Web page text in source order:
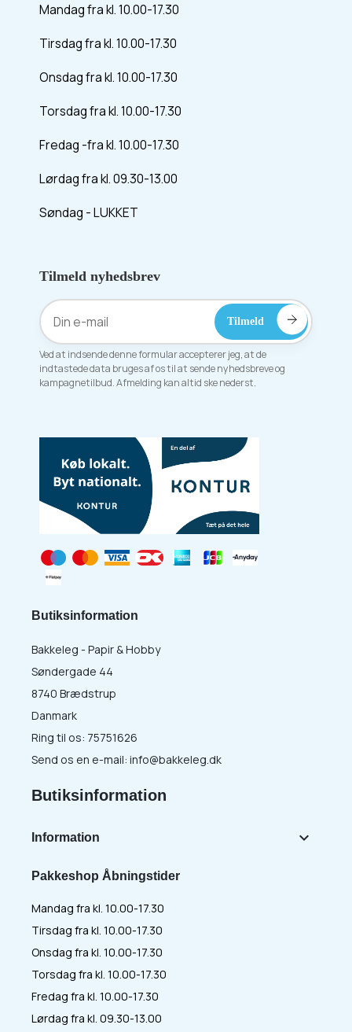
Mandag fra kl. 10.00-17.30
Tirsdag fra kl. 10.00-17.30
Onsdag fra kl. 10.00-17.30
Torsdag fra kl. 10.00-17.30
Fredag -fra kl. 10.00-17.30
Lørdag fra kl. 09.30-13.00
Søndag - LUKKET
Tilmeld nyhedsbrev
Ved at indsende denne formular accepterer jeg, at de
indtastede data bruges af os til at sende nyhedsbreve og
kampagnetilbud. Afmelding kan altid ske nederst.
Pakkeshop Åbningstider
Mandag fra kl. 10.00-17.30
Tirsdag fra kl. 10.00-17.30
Onsdag fra kl. 10.00-17.30
Torsdag fra kl. 10.00-17.30
Fredag fra kl. 10.00-17.30
Lørdag fra kl. 09.30-13.00
Butiksinformation
Bakkeleg - Papir & Hobby
Søndergade 44
8740 Brædstrup
Danmark
Ring til os: 75751626
Send os en e-mail: info@bakkeleg.dk
Butiksinformation
Information 